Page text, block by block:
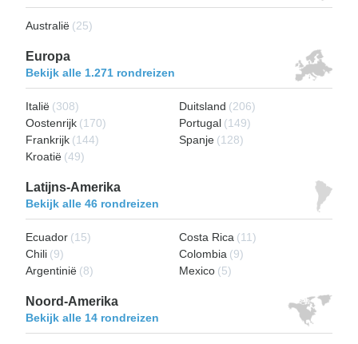
Australië (25)
Europa
Bekijk alle 1.271 rondreizen
Italië (308) Duitsland (206)
Oostenrijk (170) Portugal (149)
Frankrijk (144) Spanje (128)
Kroatië (49)
Latijns-Amerika
Bekijk alle 46 rondreizen
Ecuador (15) Costa Rica (11)
Chili (9) Colombia (9)
Argentinië (8) Mexico (5)
Noord-Amerika
Bekijk alle 14 rondreizen